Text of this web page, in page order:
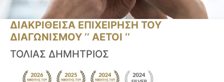
ΔΙΑΚΡΙΘΕΙΣΑ ΕΠΙΧΕΙΡΗΣΗ ΤΟΥ
ΔΙΑΓΩΝΙΣΜΟΥ ‘’ ΑΕΤΟΙ ‘’
ΤΟΛΙΑΣ ΔΗΜΗΤΡΙΟΣ